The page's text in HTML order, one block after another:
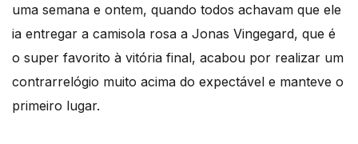
uma semana e ontem, quando todos achavam que ele
ia entregar a camisola rosa a Jonas Vingegard, que é
o super favorito à vitória final, acabou por realizar um
contrarrelógio muito acima do expectável e manteve o
primeiro lugar.